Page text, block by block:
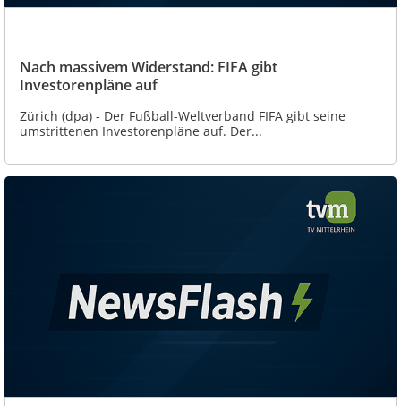
Nach massivem Widerstand: FIFA gibt
Investorenpläne auf
Zürich (dpa) - Der Fußball-Weltverband FIFA gibt seine
umstrittenen Investorenpläne auf. Der...